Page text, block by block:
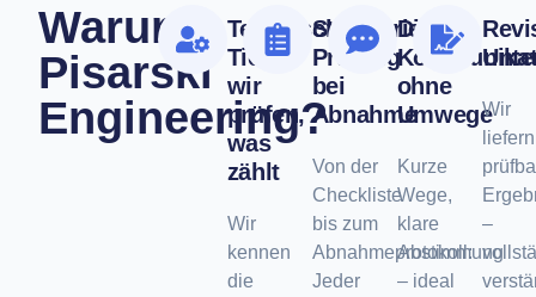
Warum
Pisarski
Engineering?
Technische
Tiefe –
wir
prüfen,
was
zählt
Wir
kennen
die
Strukturierte
Prüfung
bei
Abnahme
Von der
Checkliste
bis zum
Abnahmeprotokoll:
Jeder
Direkte
ohne
Umwege
Kurze
Wege,
klare
Abstimmung
– ideal
Wir
liefern
–